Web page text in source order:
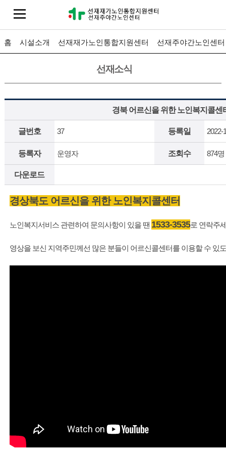
홈 시설소개 선재재가노인통합지원센터 선재주야간노인센터
선재소식
경북 어르신을 위한 노인복지콜센
글번호 37 등록일 2022-
등록자 운영자 조회수 874명
다운로드
경상북도 어르신을 위한 노인복지콜센터
노인복지서비스 관련하여 문의사항이 있을 땐 1533-3535로 연락주
영상을 보신 지역주민께선 많은 분들이 어르신콜센터를 이용할 수 있